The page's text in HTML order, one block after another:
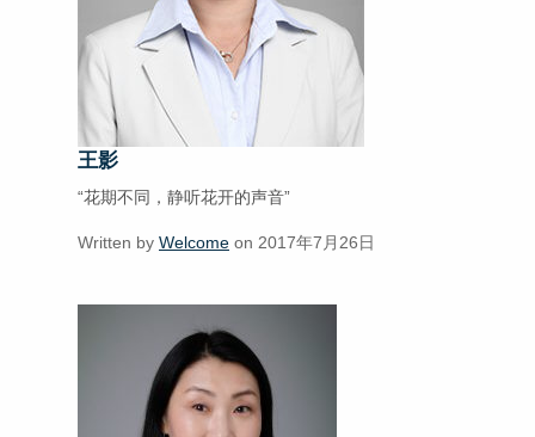
王影
“花期不同，静听花开的声音”
Written by Welcome on 2017年7月26日